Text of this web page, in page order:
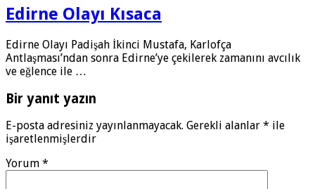
Edirne Olayı Kısaca
Edirne Olayı Padişah İkinci Mustafa, Karlofça
Antlaşması’ndan sonra Edirne’ye çekilerek zamanını avcılık
ve eğlenc­e ile …
Bir yanıt yazın
E-posta adresiniz yayınlanmayacak. Gerekli alanlar * ile
işaretlenmişlerdir
Yorum *